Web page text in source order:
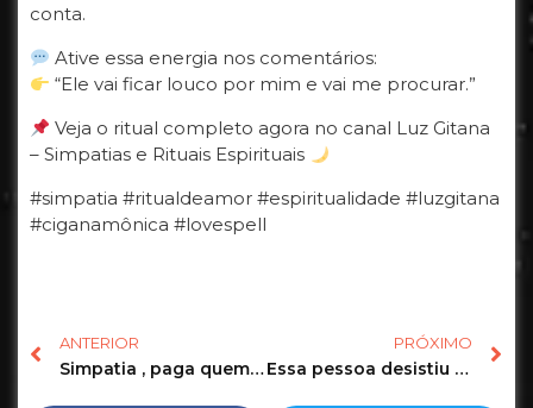
conta.
Ative essa energia nos comentários:
“Ele vai ficar louco por mim e vai me procurar.”
Veja o ritual completo agora no canal Luz Gitana
– Simpatias e Rituais Espirituais
#simpatia #ritualdeamor #espiritualidade #luzgitana
#ciganamônica #lovespell
ANTERIOR
Simpatia , paga quem deve $. #simpatias #rituals #magia #dinheiro
PRÓXIMO
Essa pessoa desistiu de você? #tarot #tarotonline #tarotdehoje #tarotdoamor